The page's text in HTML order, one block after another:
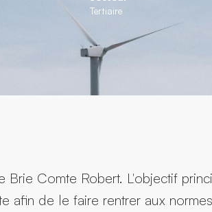
Tertiaire
Brie Comte Robert. L'objectif
afin de le faire rentrer aux